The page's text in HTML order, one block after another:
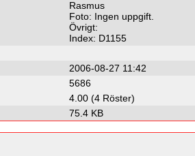
Rasmus
Foto: Ingen uppgift.
Övrigt:
Index: D1155
2006-08-27 11:42
5686
4.00 (4 Röster)
75.4 KB